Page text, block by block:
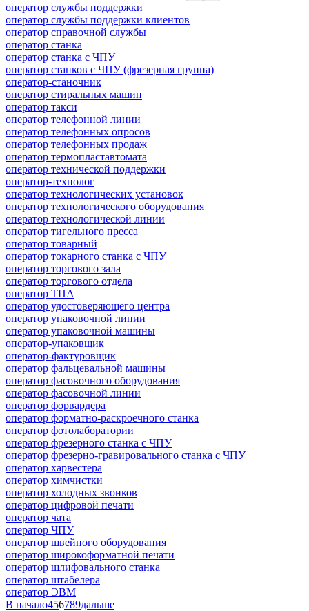
оператор службы поддержки
оператор службы поддержки клиентов
оператор справочной службы
оператор станка
оператор станка с ЧПУ
оператор станков с ЧПУ (фрезерная группа)
оператор-станочник
оператор стиральных машин
оператор такси
оператор телефонной линии
оператор телефонных опросов
оператор телефонных продаж
оператор термопластавтомата
оператор технической поддержки
оператор-технолог
оператор технологических установок
оператор технологического оборудования
оператор технологической линии
оператор тигельного пресса
оператор товарный
оператор токарного станка с ЧПУ
оператор торгового зала
оператор торгового отдела
оператор ТПА
оператор удостоверяющего центра
оператор упаковочной линии
оператор упаковочной машины
оператор-упаковщик
оператор-фактуровщик
оператор фальцевальной машины
оператор фасовочного оборудования
оператор фасовочной линии
оператор форвардера
оператор форматно-раскроечного станка
оператор фотолаборатории
оператор фрезерного станка с ЧПУ
оператор фрезерно-гравировального станка с ЧПУ
оператор харвестера
оператор химчистки
оператор холодных звонков
оператор цифровой печати
оператор чата
оператор ЧПУ
оператор швейного оборудования
оператор широкоформатной печати
оператор шлифовального станка
оператор штабелера
оператор ЭВМ
В начало456789дальше